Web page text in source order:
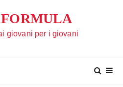
giovani per i giovani